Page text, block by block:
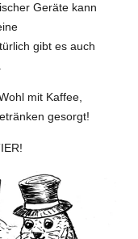
Geräte kann
gibt es auch
mit Kaffee,
gesorgt!